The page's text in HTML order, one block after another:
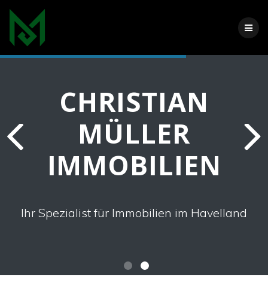
CHRISTIAN
MÜLLER
IMMOBILIEN
Ihr Spezialist für Immobilien im Havelland